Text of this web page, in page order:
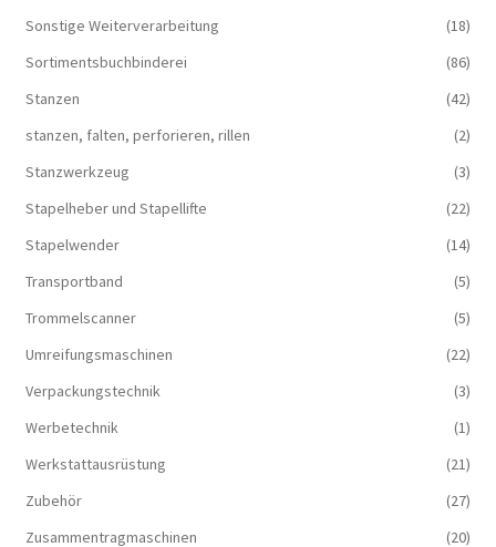
Sonstige Weiterverarbeitung
(18)
Sortimentsbuchbinderei
(86)
Stanzen
(42)
stanzen, falten, perforieren, rillen
(2)
Stanzwerkzeug
(3)
Stapelheber und Stapellifte
(22)
Stapelwender
(14)
Transportband
(5)
Trommelscanner
(5)
Umreifungsmaschinen
(22)
Verpackungstechnik
(3)
Werbetechnik
(1)
Werkstattausrüstung
(21)
Zubehör
(27)
Zusammentragmaschinen
(20)